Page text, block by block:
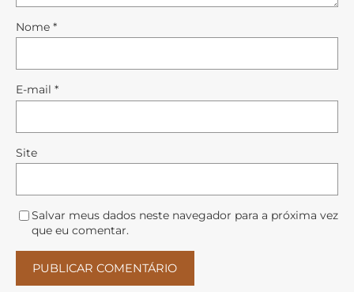
Nome *
E-mail *
Site
Salvar meus dados neste navegador para a próxima vez
que eu comentar.